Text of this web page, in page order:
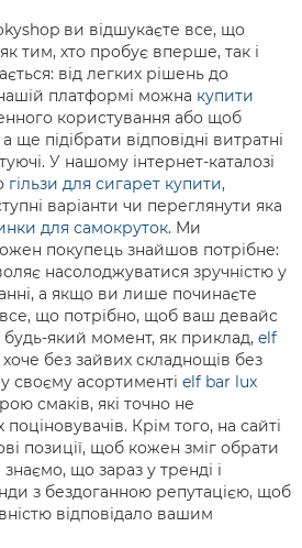
ви відшукаєте все, що
тим, хто пробує вперше, так і
від легких рішень до
платформі можна купити
користування або щоб
ще підібрати відповідні витратні
У нашому інтернет-каталозі
гільзи для сигарет купити,
варіанти чи переглянути яка
для самокруток. Ми
покупець знайшов потрібне:
насолоджуватися зручністю у
а якщо ви лише починаєте
що потрібно, щоб ваш девайс
який момент, як приклад, elf
хоче без зайвих складнощів без
асортименті elf bar lux
смаків, які точно не
Крім того, на сайті
позиції, щоб кожен зміг обрати
що зараз у тренді і
з бездоганною репутацією, щоб
відповідало вашим